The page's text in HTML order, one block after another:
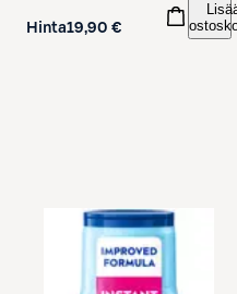
Hinta19,90 €